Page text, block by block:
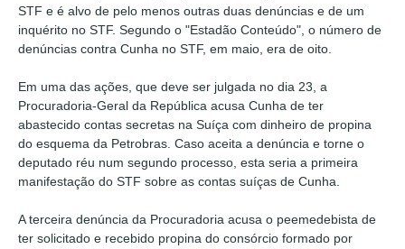
STF e é alvo de pelo menos outras duas denúncias e de um
inquérito no STF. Segundo o "Estadão Conteúdo", o número de
denúncias contra Cunha no STF, em maio, era de oito.
Em uma das ações, que deve ser julgada no dia 23, a
Procuradoria-Geral da República acusa Cunha de ter
abastecido contas secretas na Suíça com dinheiro de propina
do esquema da Petrobras. Caso aceita a denúncia e torne o
deputado réu num segundo processo, esta seria a primeira
manifestação do STF sobre as contas suíças de Cunha.
A terceira denúncia da Procuradoria acusa o peemedebista de
ter solicitado e recebido propina do consórcio formado por